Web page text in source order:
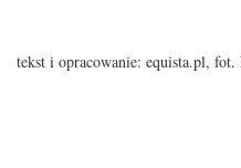
tekst i opracowanie: equista.pl, fot.